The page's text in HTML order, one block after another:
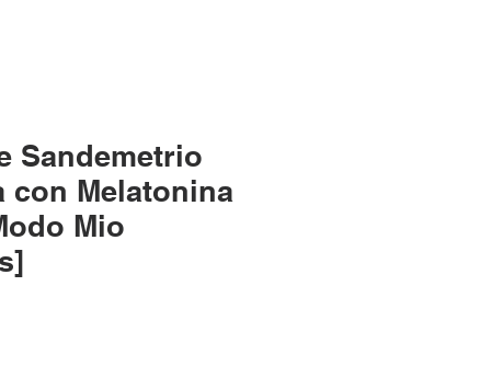
Sandemetrio
con Melatonina
Mio